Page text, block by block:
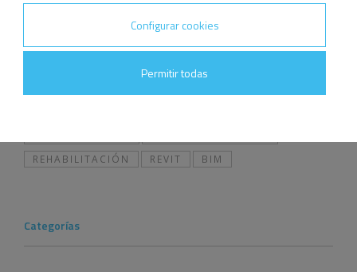
Siguiente Noticia
REHABILITACIÓN
REVIT BIM
Categorías
Configurar cookies
Permitir todas